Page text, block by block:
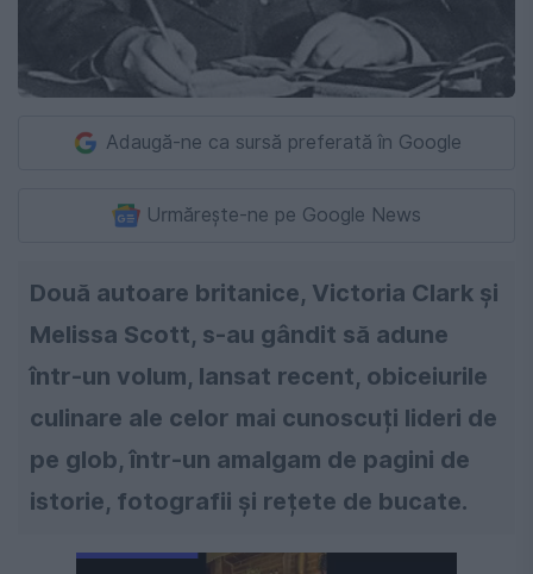
Adaugă-ne ca sursă preferată în Google
Urmărește-ne pe Google News
Două autoare britanice, Victoria Clark și
Melissa Scott, s-au gândit să adune
într-un volum, lansat recent, obiceiurile
culinare ale celor mai cunoscuți lideri de
pe glob, într-un amalgam de pagini de
istorie, fotografii și rețete de bucate.